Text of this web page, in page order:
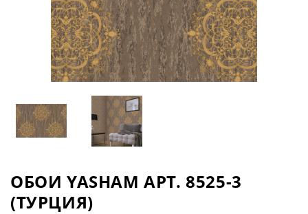
ОБОИ YASHAM АРТ. 8525-3
(ТУРЦИЯ)